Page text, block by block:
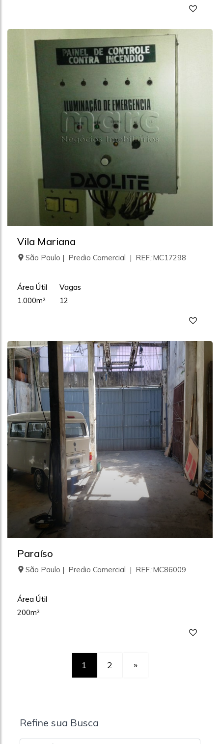
Vila Mariana
São Paulo | Predio Comercial | REF.:MC17298
Área Útil
1.000m²
Vagas
12
Paraíso
São Paulo | Predio Comercial | REF.:MC86009
Área Útil
200m²
1 2 »
Refine sua Busca